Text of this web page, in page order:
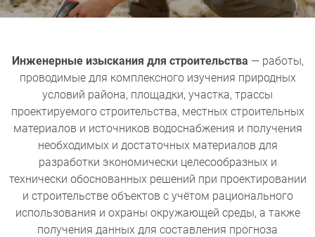
Инженерные изыскания для строительства — работы,
проводимые для комплексного изучения природных
условий района, площадки, участка, трассы
проектируемого строительства, местных строительных
материалов и источников водоснабжения и получения
необходимых и достаточных материалов для
разработки экономически целесообразных и
технически обоснованных решений при проектировании
и строительстве объектов с учётом рационального
использования и охраны окружающей среды, а также
получения данных для составления прогноза